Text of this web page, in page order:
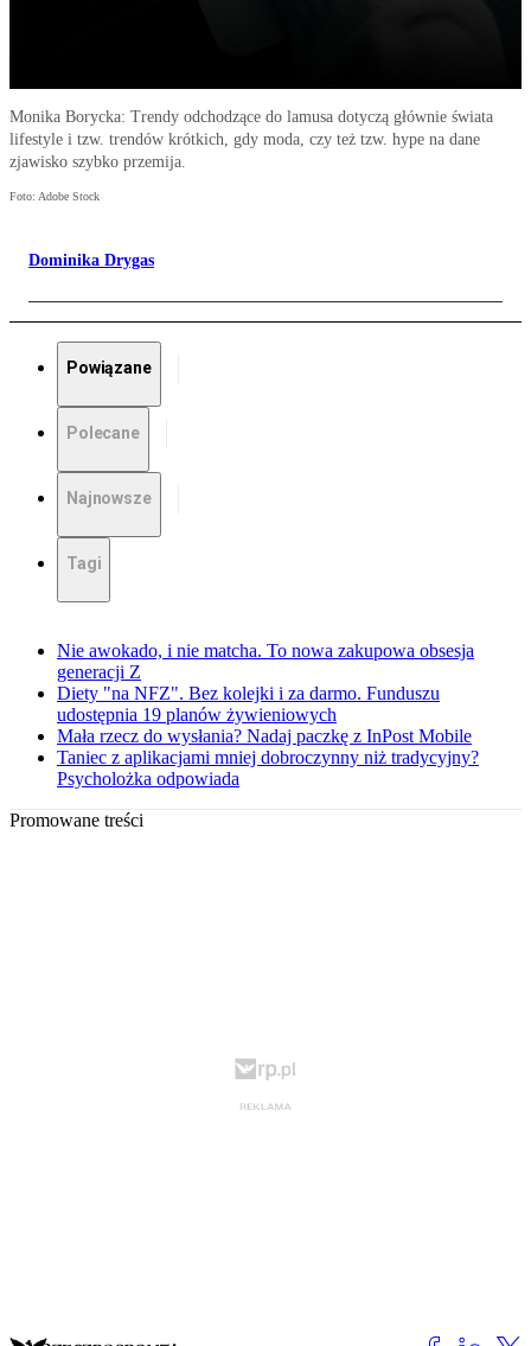
Monika Borycka: Trendy odchodzące do lamusa dotyczą głównie świata
lifestyle i tzw. trendów krótkich, gdy moda, czy też tzw. hype na dane
zjawisko szybko przemija.
Foto: Adobe Stock
Dominika Drygas
Powiązane
Polecane
Najnowsze
Tagi
Nie awokado, i nie matcha. To nowa zakupowa obsesja
generacji Z
Diety "na NFZ". Bez kolejki i za darmo. Funduszu
udostępnia 19 planów żywieniowych
Mała rzecz do wysłania? Nadaj paczkę z InPost Mobile
Taniec z aplikacjami mniej dobroczynny niż tradycyjny?
Psycholożka odpowiada
Promowane treści